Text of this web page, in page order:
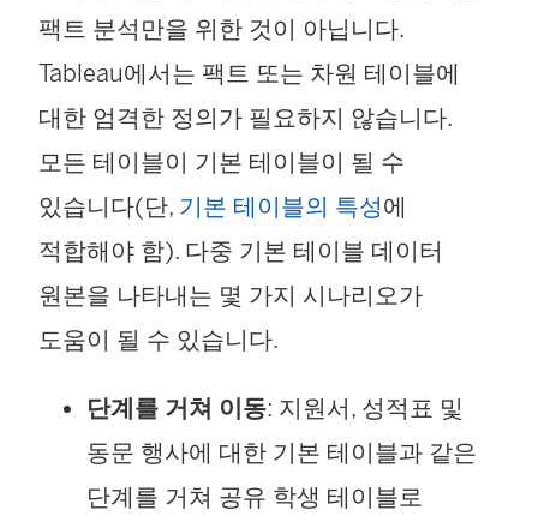
팩트 분석만을 위한 것이 아닙니다.
Tableau에서는 팩트 또는 차원 테이블에
대한 엄격한 정의가 필요하지 않습니다.
모든 테이블이 기본 테이블이 될 수
있습니다(단, 기본 테이블의 특성에
적합해야 함). 다중 기본 테이블 데이터
원본을 나타내는 몇 가지 시나리오가
도움이 될 수 있습니다.
단계를 거쳐 이동: 지원서, 성적표 및
동문 행사에 대한 기본 테이블과 같은
단계를 거쳐 공유 학생 테이블로